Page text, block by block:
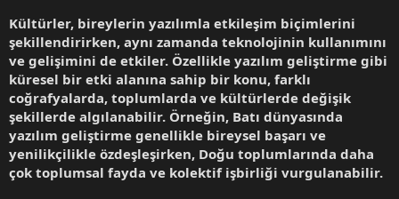
Kültürler, bireylerin yazılımla etkileşim biçimlerini
şekillendirirken, aynı zamanda teknolojinin kullanımını
ve gelişimini de etkiler. Özellikle yazılım geliştirme gibi
küresel bir etki alanına sahip bir konu, farklı
coğrafyalarda, toplumlarda ve kültürlerde değişik
şekillerde algılanabilir. Örneğin, Batı dünyasında
yazılım geliştirme genellikle bireysel başarı ve
yenilikçilikle özdeşleşirken, Doğu toplumlarında daha
çok toplumsal fayda ve kolektif işbirliği vurgulanabilir.